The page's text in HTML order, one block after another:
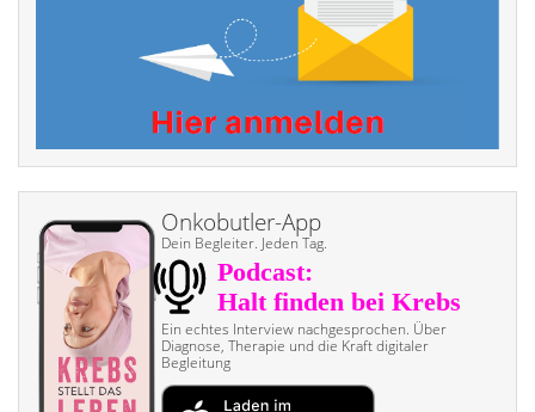
Onkobutler-App
Dein Begleiter. Jeden Tag.
Ein echtes Interview nach­gesprochen. Über
Diagnose, Therapie und die Kraft digitaler
Begleitung